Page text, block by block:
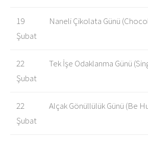
19
Şubat
Naneli Çikolata Günü
22
Şubat
Tek İşe Odaklanma Günü
22
Şubat
Alçak Gönüllülük Günü (Be